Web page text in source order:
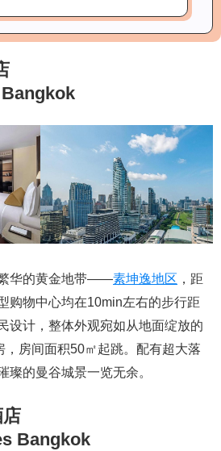
华的黄金地带——素坤逸地区 ，距
购物中心均在10min左右的步行距
设计，整体外观宛如从地面绽放的
，房间面积50㎡起跳。配有超大落
璨的曼谷城景一览无余。
Bangkok